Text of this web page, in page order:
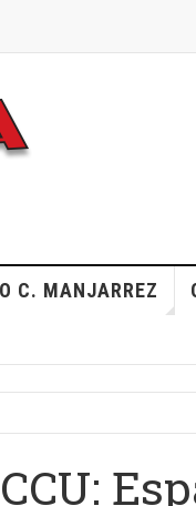
C. MANJARREZ